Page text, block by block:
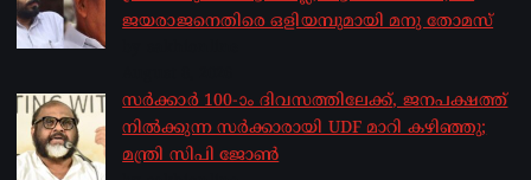
ജയരാജനെതിരെ ഒളിയമ്പുമായി മനു തോമസ്
സർക്കാർ 100-ാം ദിവസത്തിലേക്ക്, ജനപക്ഷത്ത്
നിൽക്കുന്ന സർക്കാരായി UDF മാറി കഴിഞ്ഞു;
മന്ത്രി സിപി ജോൺ